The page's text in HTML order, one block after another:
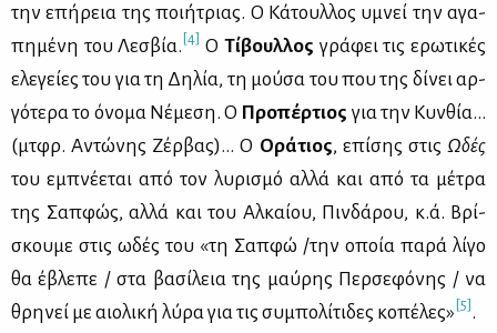
την επή­ρεια της ποι­ή­τριας. Ο Κά­τουλ­λος υμνεί την αγα­
πη­μέ­νη του Λε­σβία. [4] Ο Τί­βουλ­λος γρά­φει τις ερω­τι­κές
ελε­γεί­ες του για τη Δη­λία, τη μού­σα του που της δί­νει αρ­
γό­τε­ρα το όνο­μα Νέ­με­ση. Ο Προ­πέρ­τιος για την Κυν­θία…
(μτ­φρ. Αντώ­νης Ζέρ­βας)… Ο Ορά­τιος, επί­σης στις Ωδές
του εμπνέ­ε­ται από τον λυ­ρι­σμό αλ­λά και από τα μέ­τρα
της Σαπ­φώς, αλ­λά και του Αλ­καί­ου, Πιν­δά­ρου, κ.ά. Βρί­
σκου­με στις ωδές του «τη Σαπ­φώ /την οποία πα­ρά λί­γο
θα έβλε­πε / στα βα­σί­λεια της μαύ­ρης Περ­σε­φό­νης / να
θρη­νεί με αιο­λι­κή λύ­ρα για τις συ­μπο­λί­τι­δες κο­πέ­λες» [5] .